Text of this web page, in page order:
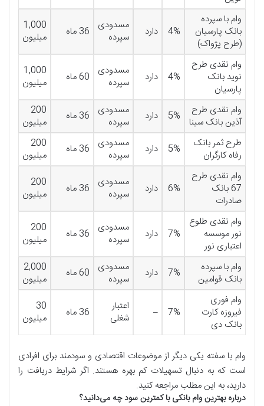
وام با سپرده
بانک پارسیان
(طرح پژواک)
4% دارد
مسدودی
سپرده
36 ماه
1,000
میلیون
وام نقدی طرح
نوید بانک
پارسیان
4% دارد
مسدودی
سپرده
60 ماه
1,000
میلیون
وام نقدی طرح
آذین بانک سینا
5% دارد
مسدودی
سپرده
36 ماه
200
میلیون
طرح ثمر بانک
رفاه کارگران
5% دارد
مسدودی
سپرده
36 ماه
200
میلیون
وام نقدی طرح
67 بانک
صادرات
6% دارد
مسدودی
سپرده
36 ماه
200
میلیون
وام نقدی طلوع
نور موسسه
اعتباری نور
7% دارد
مسدودی
سپرده
36 ماه
200
میلیون
وام با سپرده
بانک قوامین
7% دارد
مسدودی
سپرده
60 ماه
2,000
میلیون
وام فوری
فیروزه کارت
بانک دی
7%
–
اعتبار
شغلی
36 ماه
30
میلیون
وام با سفته یکی دیگر از موضوعات اقتصادی و سودمند برای افرادی
است که به دنبال تسهیلات کم بهره هستند. اگر شرایط دریافت را
دارید، به این مطلب مراجعه کنید.
درباره بهترین وام بانکی با کمترین سود چه می‌دانید؟